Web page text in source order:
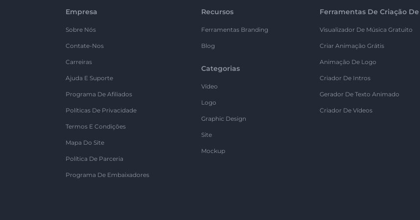
Empresa
Sobre Nós
Contate-Nos
Carreiras
Ajuda E Suporte
Programa De Afiliados
Políticas De Privacidade
Termos E Condições
Mapa Do Site
Política De Parceria
Programa De Embaixadores
Recursos
Ferramentas Branding
Blog
Categorias
Vídeo
Logo
Graphic Design
Site
Mockup
Ferramentas De Criação
Visualizador De Música Gratuito
Criar Animação Grátis
Animação De Logo
Criador De Intros
Gerador De Texto Animado
Criador De Vídeos